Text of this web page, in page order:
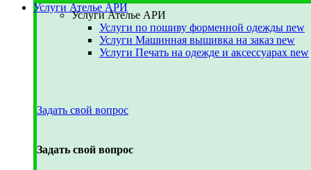
Услуги Ателье АРИ
Услуги Ателье АРИ
Услуги по пошиву форменной одежды new
Услуги Машинная вышивка на заказ new
Услуги Печать на одежде и аксессуарах new
Задать свой вопрос
Задать свой вопрос